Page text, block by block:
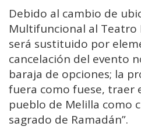
Debido al cambio de
Multifuncional al Teatro
será sustituido por
cancelación del evento
baraja de opciones; la
fuera como fuese, traer
pueblo de Melilla como
sagrado de Ramadán”.